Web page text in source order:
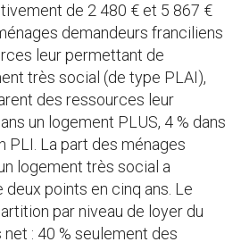
de 2 480 € et 5 867 €
demandeurs franciliens
leur permettant de
très social (de type PLAI),
des ressources leur
un logement PLUS, 4 % dans
PLI. La part des ménages
logement très social a
points en cinq ans. Le
par niveau de loyer du
: 40 % seulement des